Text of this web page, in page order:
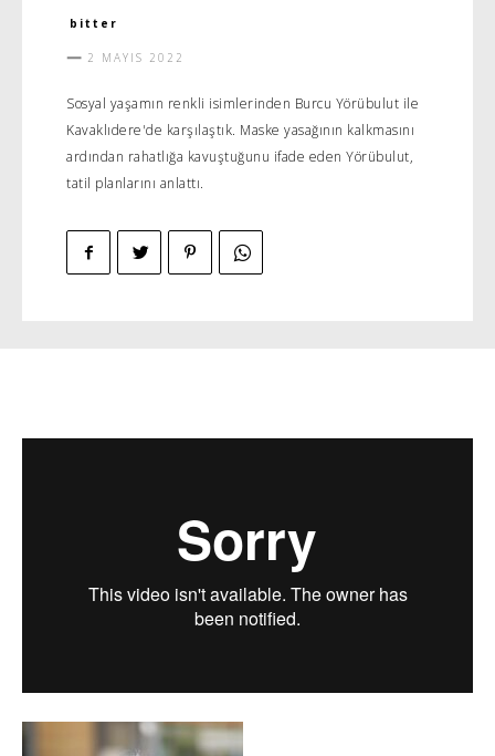
bitter
2 MAYIS 2022
Sosyal yaşamın renkli isimlerinden Burcu Yörübulut ile
Kavaklıdere'de karşılaştık. Maske yasağının kalkmasını
ardından rahatlığa kavuştuğunu ifade eden Yörübulut,
tatil planlarını anlattı.